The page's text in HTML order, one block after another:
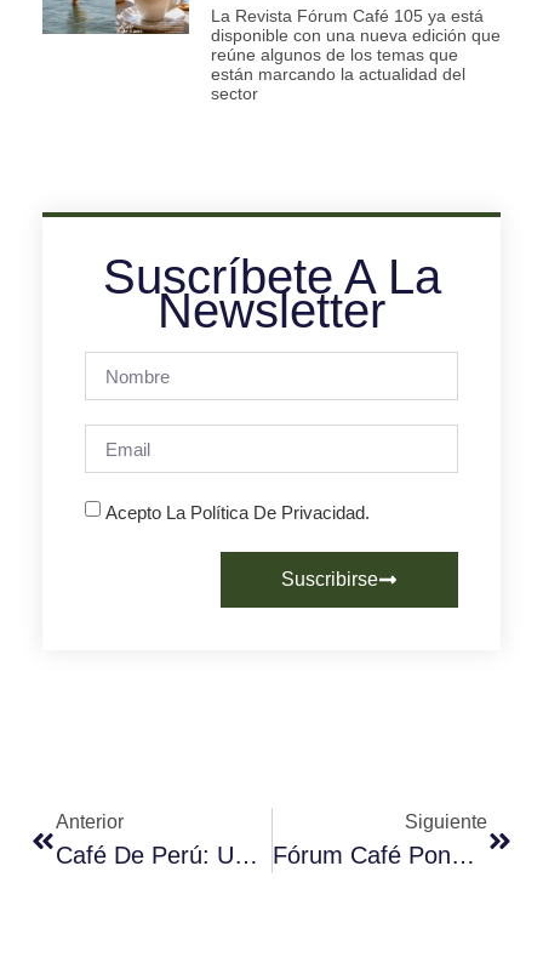
La Revista Fórum Café 105 ya está
disponible con una nueva edición que
reúne algunos de los temas que
están marcando la actualidad del
sector
Suscríbete A La
Newsletter
Acepto La Política De Privacidad.
Suscribirse
Anterior
Café De Perú: Un Viaje Desde Los Andes Hasta Tu Taza
Siguiente
Fórum Café Pone En Marcha El Primer Campeonato De Escuelas De Hostelería Especializadas En Café